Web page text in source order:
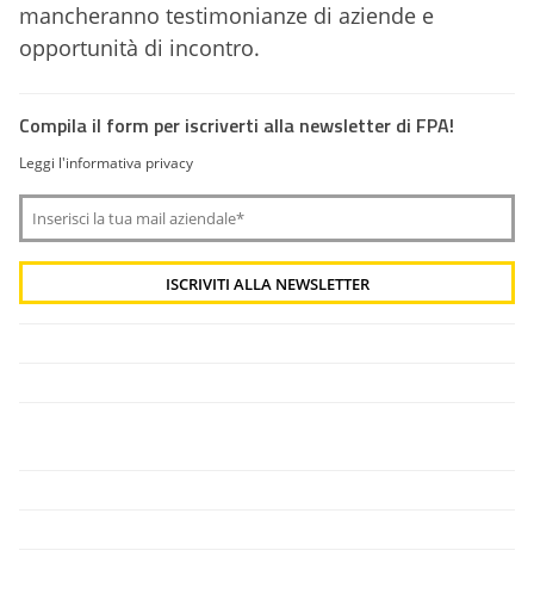
mancheranno testimonianze di aziende e
opportunità di incontro.
Compila il form per iscriverti alla newsletter di FPA!
Leggi l'informativa privacy